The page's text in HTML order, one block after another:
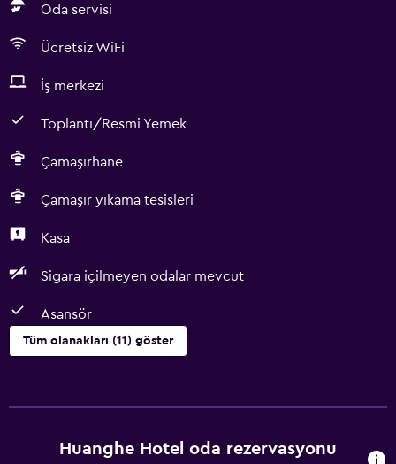
Oda servisi
Ücretsiz WiFi
İş merkezi
Toplantı/Resmi Yemek
Çamaşırhane
Çamaşır yıkama tesisleri
Kasa
Sigara içilmeyen odalar mevcut
Asansör
Tüm olanakları (11) göster
Oda servisi
Huanghe Hotel oda rezervasyonu